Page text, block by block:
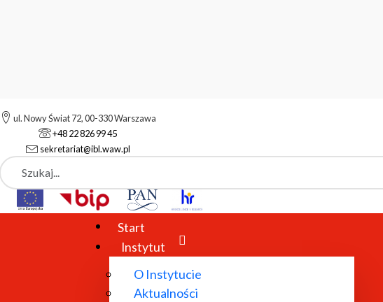
ul. Nowy Świat 72, 00-330 Warszawa
+48 22 826 99 45
sekretariat@ibl.waw.pl
Szukaj
Start
Instytut
O Instytucie
Aktualności